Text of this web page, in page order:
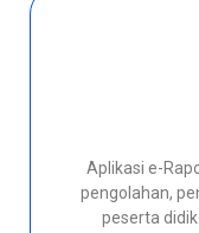
Aplikasi e-
pengolahan,
peserta